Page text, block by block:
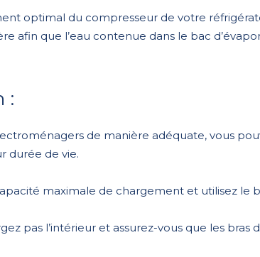
optimal du compresseur de votre
afin que l’eau contenue dans le bac
:
de manière adéquate, vous
durée de vie.
maximale de chargement et utilisez le
pas l’intérieur et assurez-vous que les bras